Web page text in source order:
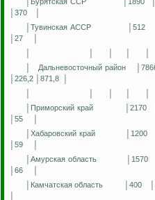
│370
│Тувинская АССР
│512
│27
Дальневосточный район
│226,2 │871,8
│Приморский край
│2170
│55
│Хабаровский край
│1200
│59
│Амурская область
│1570
│66
│Камчатская область
│400